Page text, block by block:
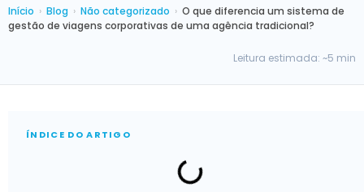
Início › Blog › Não categorizado › O que diferencia um sistema de
gestão de viagens corporativas de uma agência tradicional?
Leitura estimada: ~5 min
ÍNDICE DO ARTIGO